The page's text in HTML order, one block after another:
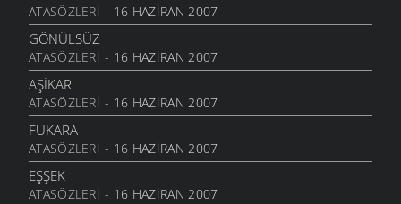
ATASÖZLERI - 16 HAZIRAN 2007
GÖNÜLSÜZ
ATASÖZLERI - 16 HAZIRAN 2007
AŞIKAR
ATASÖZLERI - 16 HAZIRAN 2007
FUKARA
ATASÖZLERI - 16 HAZIRAN 2007
EŞŞEK
ATASÖZLERI - 16 HAZIRAN 2007